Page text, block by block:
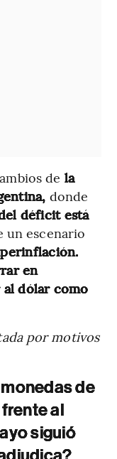
de la
donde
déficit está
un escenario
en
dólar como
por motivos
de
al
siguió